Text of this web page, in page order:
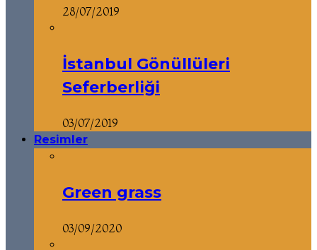
28/07/2019
İstanbul Gönüllüleri
Seferberliği
03/07/2019
Resimler
Green grass
03/09/2020